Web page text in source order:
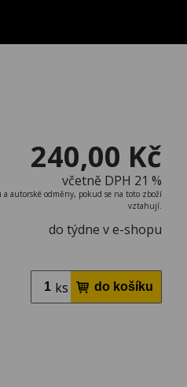
240,00 Kč
včetně DPH 21 %
a autorské odměny, pokud se na toto zboží
vztahují.
do týdne v e-shopu
ks